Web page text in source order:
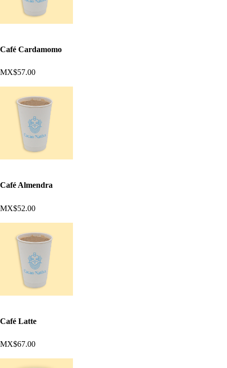
Café Cardamomo
MX$57.00
Café Almendra
MX$52.00
Café Latte
MX$67.00